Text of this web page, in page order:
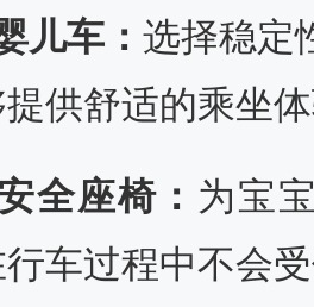
儿车： 选择稳定
供舒适的乘坐
全座椅： 为宝
车过程中不会